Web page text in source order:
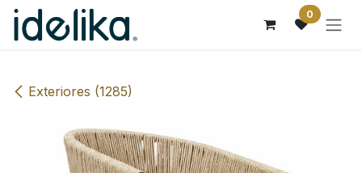
Ir al contenido 0
Exteriores (1285)